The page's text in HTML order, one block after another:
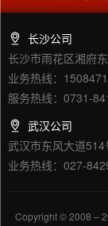
长沙公司
长沙市雨花区湘府
业务热线：
服务热线：0731-
武汉公司
武汉市东风大道
业务热线：027-
Copyright © 2008 –